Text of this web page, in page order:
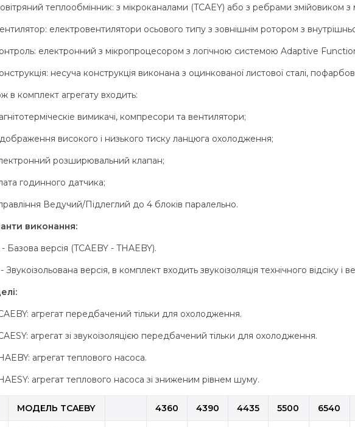
теплообмінник: з мікроканалами (TCAEY) або з ребрами змійовиком
електровентилятори осьового типу з зовнішнім ротором з
електронний з мікропроцесором з логічною системою Adaptive
несуча конструкція виконана з оцинкованої листової сталі,
в комплект агрегату входить:
вимикачі, компресори та вентилятори;
високого і низького тиску ланцюга охолодження;
розширювальний клапан;
годинного датчика;
Ведучий/Підлеглий до 4 блоків паралельно.
виконання:
- Базова версія (TCAEBY - THAEBY).
Звукоізольована версія, в комплект входить звукоізоляція технічного відсіку
агрегат передбачений тільки для охолодження.
агрегат зі звукоізоляцією передбачений тільки для охолодження.
агрегат теплового насоса.
агрегат теплового насоса зі зниженим рівнем шуму.
МОДЕЛЬ TCAEBY 4360 4390 4435 5500 6540